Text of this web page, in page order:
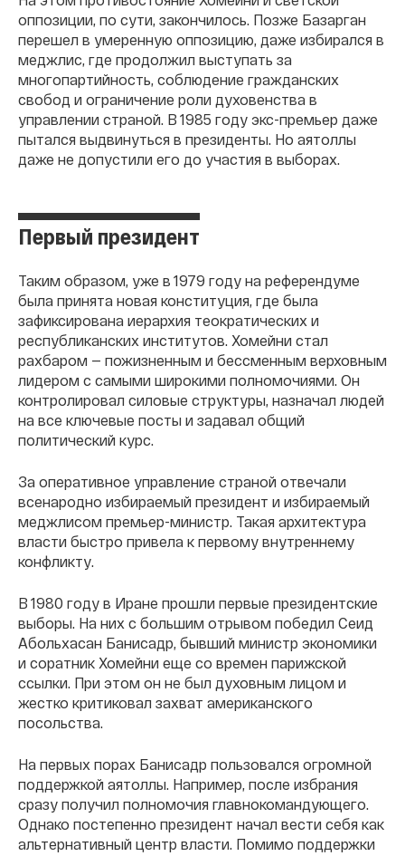
оппозиции, по сути, закончилось. Позже Базарган
перешел в умеренную оппозицию, даже избирался в
меджлис, где продолжил выступать за
многопартийность, соблюдение гражданских
свобод и ограничение роли духовенства в
управлении страной. В 1985 году экс-премьер даже
пытался выдвинуться в президенты. Но аятоллы
даже не допустили его до участия в выборах.
Первый президент
Таким образом, уже в 1979 году на референдуме
была принята новая конституция, где была
зафиксирована иерархия теократических и
республиканских институтов. Хомейни стал
рахбаром — пожизненным и бессменным верховным
лидером с самыми широкими полномочиями. Он
контролировал силовые структуры, назначал людей
на все ключевые посты и задавал общий
политический курс.
За оперативное управление страной отвечали
всенародно избираемый президент и избираемый
меджлисом премьер-министр. Такая архитектура
власти быстро привела к первому внутреннему
конфликту.
В 1980 году в Иране прошли первые президентские
выборы. На них с большим отрывом победил Сеид
Абольхасан Банисадр, бывший министр экономики
и соратник Хомейни еще со времен парижской
ссылки. При этом он не был духовным лицом и
жестко критиковал захват американского
посольства.
На первых порах Банисадр пользовался огромной
поддержкой аятоллы. Например, после избрания
сразу получил полномочия главнокомандующего.
Однако постепенно президент начал вести себя как
альтернативный центр власти. Помимо поддержки